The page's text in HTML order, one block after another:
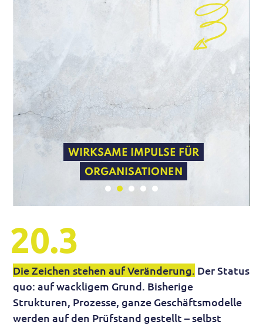
WIRKSAME IMPULSE FÜR
ORGANISATIONEN
ERFOLGREICHE MASSNAHMEN
FÜR DIE NEUE NORMALITÄT
20.3
Die Zeichen stehen auf Veränderung. Der Status
quo: auf wackligem Grund. Bisherige
Strukturen, Prozesse, ganze Geschäftsmodelle
werden auf den Prüfstand gestellt – selbst